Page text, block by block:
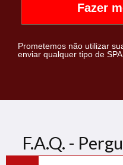
Fazer
Prometemos não utilizar
enviar qualquer tipo de
F.A.Q. -